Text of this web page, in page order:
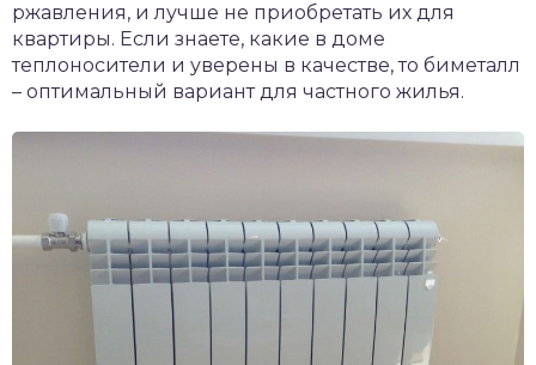
ржавления, и лучше не приобретать их для
квартиры. Если знаете, какие в доме
теплоносители и уверены в качестве, то биметалл
– оптимальный вариант для частного жилья.